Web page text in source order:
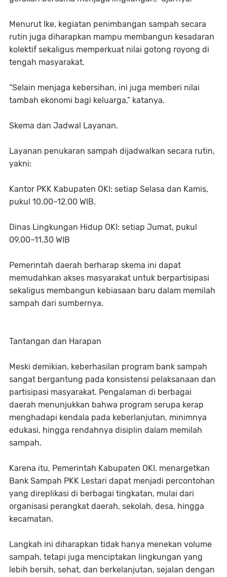
Menurut Ike, kegiatan penimbangan sampah secara
rutin juga diharapkan mampu membangun kesadaran
kolektif sekaligus memperkuat nilai gotong royong di
tengah masyarakat.
“Selain menjaga kebersihan, ini juga memberi nilai
tambah ekonomi bagi keluarga,” katanya.
Skema dan Jadwal Layanan.
Layanan penukaran sampah dijadwalkan secara rutin,
yakni:
Kantor PKK Kabupaten OKI: setiap Selasa dan Kamis,
pukul 10.00–12.00 WIB.
Dinas Lingkungan Hidup OKI: setiap Jumat, pukul
09.00–11.30 WIB
Pemerintah daerah berharap skema ini dapat
memudahkan akses masyarakat untuk berpartisipasi
sekaligus membangun kebiasaan baru dalam memilah
sampah dari sumbernya.
Tantangan dan Harapan
Meski demikian, keberhasilan program bank sampah
sangat bergantung pada konsistensi pelaksanaan dan
partisipasi masyarakat. Pengalaman di berbagai
daerah menunjukkan bahwa program serupa kerap
menghadapi kendala pada keberlanjutan, minimnya
edukasi, hingga rendahnya disiplin dalam memilah
sampah.
Karena itu, Pemerintah Kabupaten OKI. menargetkan
Bank Sampah PKK Lestari dapat menjadi percontohan
yang direplikasi di berbagai tingkatan, mulai dari
organisasi perangkat daerah, sekolah, desa, hingga
kecamatan.
Langkah ini diharapkan tidak hanya menekan volume
sampah, tetapi juga menciptakan lingkungan yang
lebih bersih, sehat, dan berkelanjutan, sejalan dengan